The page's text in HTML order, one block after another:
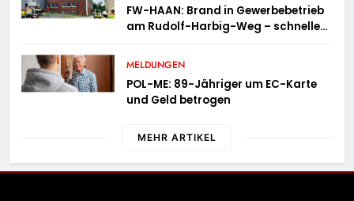
FW-HAAN: Brand in Gewerbebetrieb
am Rudolf-Harbig-Weg – schnelle
Ausbreitung
MELDUNGEN
POL-ME: 89-Jähriger um EC-Karte
und Geld betrogen
MEHR ARTIKEL